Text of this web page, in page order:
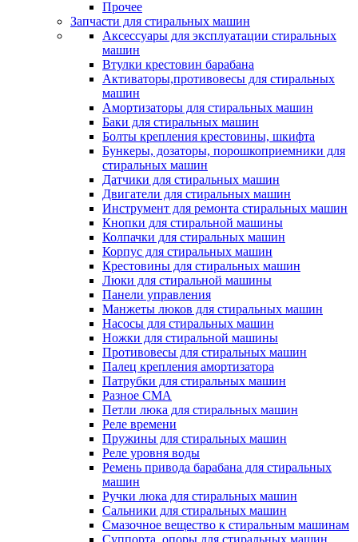
Прочее
Запчасти для стиральных машин
Аксессуары для эксплуатации стиральных
машин
Втулки крестовин барабана
Активаторы,противовесы для стиральных
машин
Амортизаторы для стиральных машин
Баки для стиральных машин
Болты крепления крестовины, шкифта
Бункеры, дозаторы, порошкоприемники для
стиральных машин
Датчики для стиральных машин
Двигатели для стиральных машин
Инструмент для ремонта стиральных машин
Кнопки для стиральной машины
Колпачки для стиральных машин
Корпус для стиральных машин
Крестовины для стиральных машин
Люки для стиральной машины
Панели управления
Манжеты люков для стиральных машин
Насосы для стиральных машин
Ножки для стиральной машины
Противовесы для стиральных машин
Палец крепления амортизатора
Патрубки для стиральных машин
Разное СМА
Петли люка для стиральных машин
Реле времени
Пружины для стиральных машин
Реле уровня воды
Ремень привода барабана для стиральных
машин
Ручки люка для стиральных машин
Сальники для стиральных машин
Смазочное вещество к стиральным машинам
Суппорта, опоры для стиральных машин